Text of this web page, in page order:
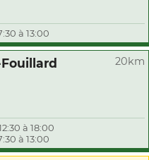
à 13:00
20km
à 18:00
à 13:00